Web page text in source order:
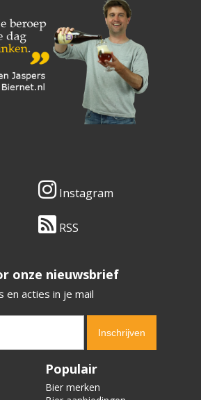
Instagram
RSS
onze nieuwsbrief
en acties in je mail
Populair
Bier merken